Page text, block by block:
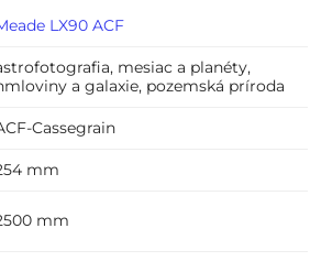
LX90 ACF
mesiac a planéty,
a galaxie, pozemská príroda
Cassegrain
mm
mm